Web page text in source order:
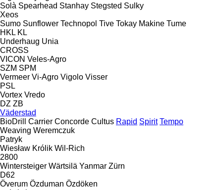
Solà Spearhead Stanhay Stegsted Sulky
Xeos
Sumo Sunflower Technopol Tive Tokay Makine Tume
HKL KL
Underhaug Unia
CROSS
VICON Veles-Agro
SZM SPM
Vermeer Vi-Agro Vigolo Visser
PSL
Vortex Vredo
DZ ZB
Väderstad
BioDrill
Carrier Concorde Cultus Rapid Spirit Tempo
Weaving Weremczuk
Patryk
Wiesław Królik Wil-Rich
2800
Wintersteiger Wärtsilä Yanmar Zürn
D62
Överum Özduman Özdöken